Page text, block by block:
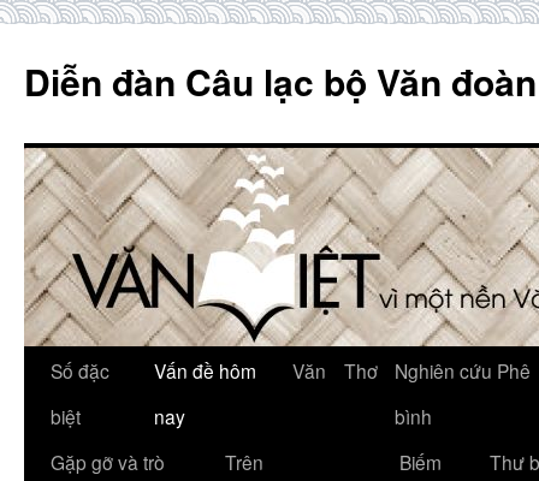
content
Diễn đàn Câu lạc bộ Văn
Số đặc
biệt
Vấn đề hôm
nay
Văn Thơ
Nghiên cứu Phê
bình
Gặp gỡ và trò
Trên
Biếm
Thư